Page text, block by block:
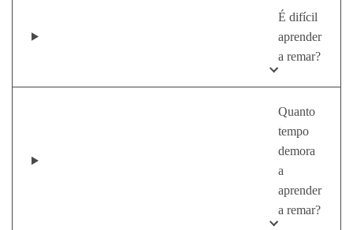
É difícil
aprender
a remar?
Quanto
tempo
demora
a
aprender
a remar?